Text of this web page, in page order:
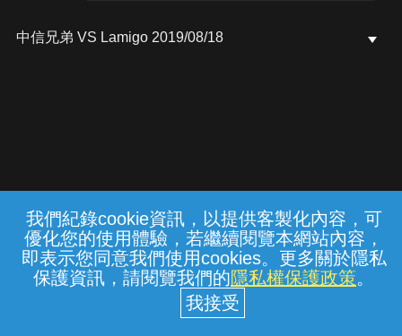
我們紀錄cookie資訊，以提供客製化內容，可
優化您的使用體驗，若繼續閱覽本網站內容，
即表示您同意我們使用cookies。更多關於隱私
保護資訊，請閱覽我們的隱私權保護政策。
中信兄弟 VS Lamigo 2019/08/18
常見問題 線上客服 服務條款 隱私權保護
中華電信股份有限公司個人家庭分公司
(統一編號：96979949) © 2026
{{notifyMsg}}